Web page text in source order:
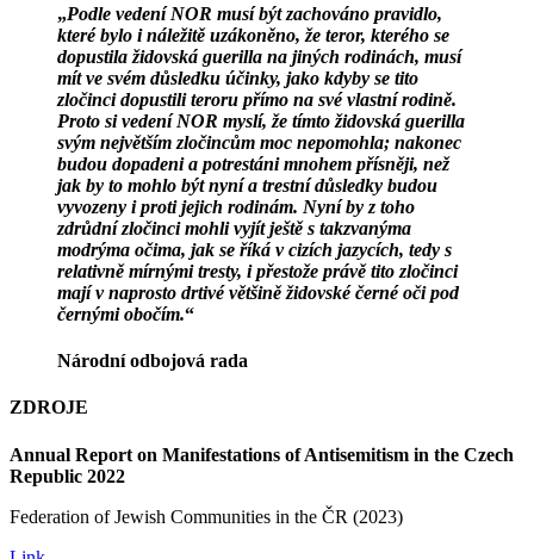
„Podle vedení NOR musí být zachováno pravidlo,
které bylo i náležitě uzákoněno, že teror, kterého se
dopustila židovská guerilla na jiných rodinách, musí
mít ve svém důsledku účinky, jako kdyby se tito
zločinci dopustili teroru přímo na své vlastní rodině.
Proto si vedení NOR myslí, že tímto židovská guerilla
svým největším zločincům moc nepomohla; nakonec
budou dopadeni a potrestáni mnohem přísněji, než
jak by to mohlo být nyní a trestní důsledky budou
vyvozeny i proti jejich rodinám. Nyní by z toho
zdrůdní zločinci mohli vyjít ještě s takzvanýma
modrýma očima, jak se říká v cizích jazycích, tedy s
relativně mírnými tresty, i přestože právě tito zločinci
mají v naprosto drtivé většině židovské černé oči pod
černými obočím.“
Národní odbojová rada
ZDROJE
Annual Report on Manifestations of Antisemitism in the Czech
Republic 2022
Federation of Jewish Communities in the ČR (2023)